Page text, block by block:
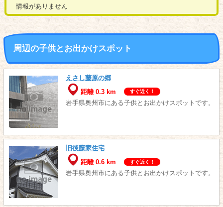
情報がありません
周辺の子供とお出かけスポット
えさし藤原の郷
距離 0.3 km
すぐ近く！
岩手県奥州市にある子供とお出かけスポットです。
旧後藤家住宅
距離 0.6 km
すぐ近く！
岩手県奥州市にある子供とお出かけスポットです。